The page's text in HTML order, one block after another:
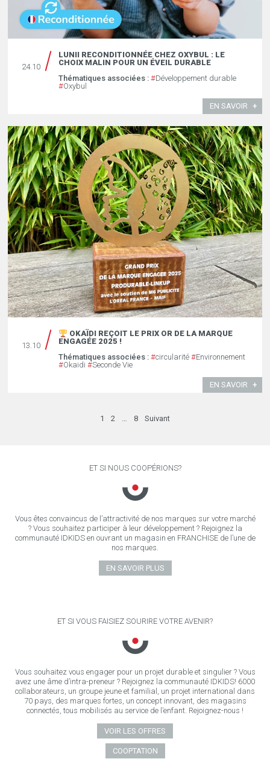
24.10
LUNII RECONDITIONNÉE CHEZ OXYBUL : LE
CHOIX MALIN POUR UN ÉVEIL DURABLE
Thématiques associées : #Développement durable
#Oxybul
EN SAVOIR
13.10
OKAÏDI REÇOIT LE PRIX OR DE LA MARQUE
ENGAGÉE 2025 !
Thématiques associées : #circularité #Environnement
#Okaidi #Seconde Vie
EN SAVOIR
1 2 … 8 Suivant
ET SI NOUS COOPÉRIONS?
Vous êtes convaincus de l’attractivité de nos marques sur votre marché
? Vous souhaitez participer à leur développement ? Rejoignez la
communauté IDKIDS en ouvrant un magasin en FRANCHISE de l’une de
nos marques.
EN SAVOIR PLUS
ET SI VOUS FAISIEZ SOURIRE VOTRE AVENIR?
Vous souhaitez vous engager pour un projet durable et singulier ? Vous
avez une âme d’intra-preneur ? Rejoignez la communauté IDKIDS! 6000
collaborateurs, un groupe jeune et familial, un projet international dans
70 pays, des marques fortes, un concept innovant, des magasins
connectés, tous mobilisés au service de l’enfant. Rejoignez-nous !
VOIR LES OFFRES
COOPTATION